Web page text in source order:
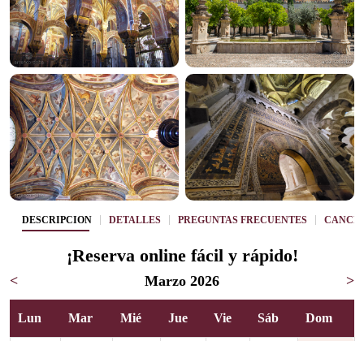
DESCRIPCIÓN DETALLES PREGUNTAS FRECUENTES
¡Reserva online fácil y rápido!
< Marzo 2026 >
Lun Mar Mié Jue Vie Sáb Dom